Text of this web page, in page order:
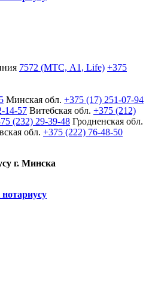
7572 (МТС, A1, Life) +375
Минская обл. +375 (17) 251-07-94
14-57 Витебская обл. +375 (212)
(232) 29-39-48 Гродненская обл.
обл. +375 (222) 76-48-50
г. Минска